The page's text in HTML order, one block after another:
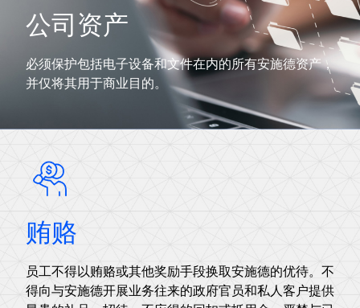
公司资产
必须保护包括电子设备和文件在内的所有安施德资产，
并仅将其用于商业目的。
贿赂
员工不得以贿赂或其他奖励手段换取安施德的优待。不
得向与安施德开展业务往来的政府官员和私人客户提供